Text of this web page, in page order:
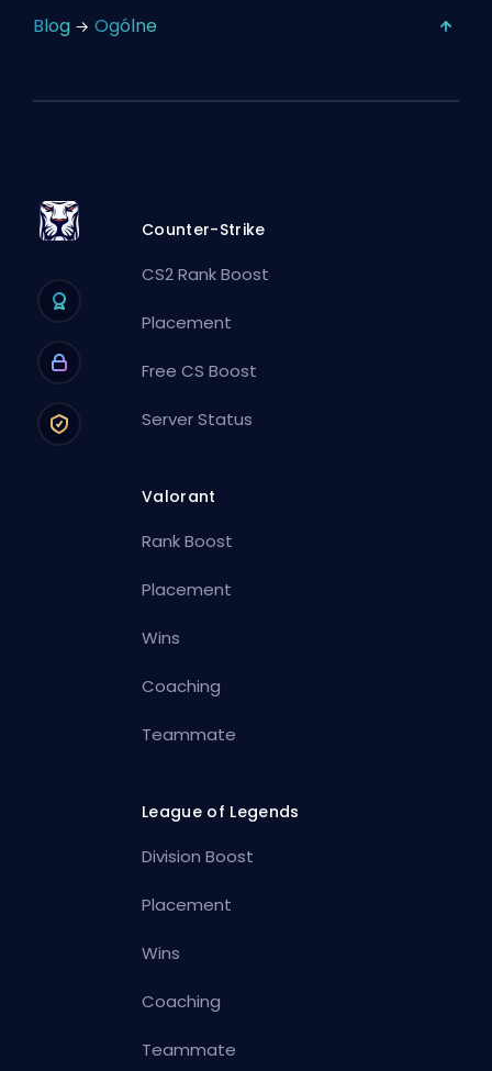
Blog Ogólne
Counter-Strike
CS2 Rank Boost
Placement
Free CS Boost
Server Status
Valorant
Rank Boost
Placement
Wins
Coaching
Teammate
League of Legends
Division Boost
Placement
Wins
Coaching
Teammate